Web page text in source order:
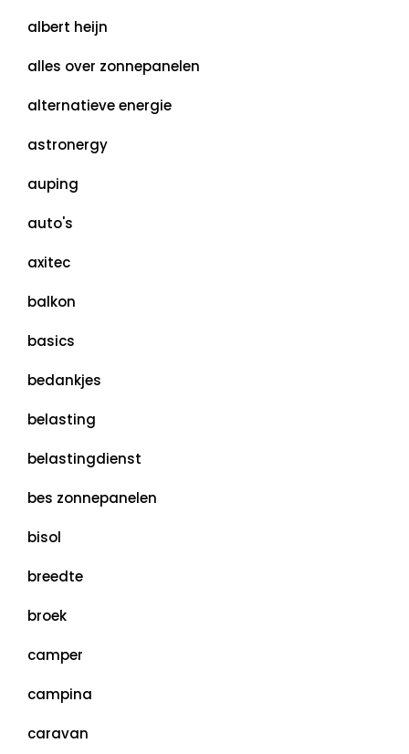
albert heijn
alles over zonnepanelen
alternatieve energie
astronergy
auping
auto's
axitec
balkon
basics
bedankjes
belasting
belastingdienst
bes zonnepanelen
bisol
breedte
broek
camper
campina
caravan